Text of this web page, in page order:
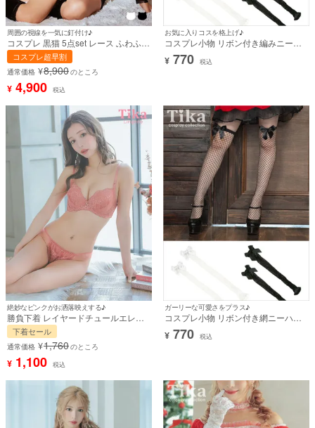
周囲の視線を一気に釘付け♪
コスプレ 黒猫 5点set レース ふわふわ
ファー 袖あり ハイネック アニマル [5
点セット] (トップス/パンツ/カチュー
シャ/マスク/レッグカバー)【ハロウィ
ン】[tk-hwbl007a]
コスプレ超早割
通常価格 ¥8,900のところ
¥ 4,900 税込
お気に入りコスを格上げ♪
コスプレ小物 リボン付き編みニーハ
イソックス【ハロウィン】[tk-ps8104]
¥ 770 税込
絶妙なピンクがお洒落映えする♪
勝負下着 レイヤードチュールエレガ
ントフラワーレース脇高フルカップブ
ラジャー＆ショーツ2点セット
下着セール
通常価格 ¥1,760のところ
¥ 1,100 税込
ガーリーな可愛さをプラス♪
コスプレ小物 リボン付き網ニーハイ
ソックス【ハロウィン】[tk-ps8104a]
¥ 770 税込